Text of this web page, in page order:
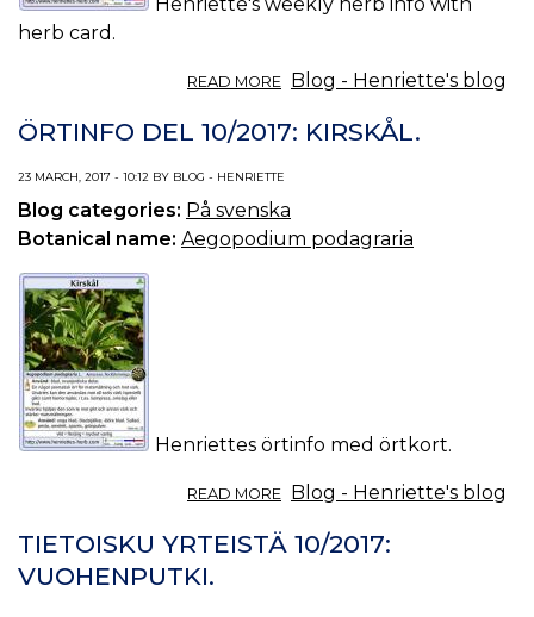
herb card.
READ MORE ABOUT
INFO
10/2017:
GOUTWEED.
Blog - Henriette's blog
ÖRTINFO DEL 10/2017: KIRSKÅL.
23 MARCH, 2017 - 10:12 BY BLOG - HENRIETTE
Blog categories: På svenska
Botanical name: Aegopodium podagraria
Henriettes örtinfo med örtkort.
READ MORE ABOUT
DEL
10/2017:
Blog - Henriette's blog
TIETOISKU YRTEISTÄ 10/2017:
VUOHENPUTKI.